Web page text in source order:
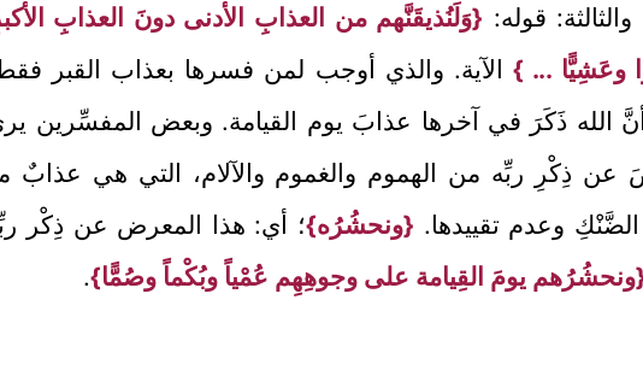
قوله: {وَلَنُذيقَنَّهم من العذابِ الأدنى دونَ العذابِ
وعَشِيًّا ... } الآية. والذي أوجب لمن فسرها بعذاب القبر
وأنَّ الله ذَكَرَ في آخرها عذابَ يوم القيامة. وبعض المفسِّرين
عن ذِكْرِ ربِّه من الهموم والغموم والآلام، التي هي عذابٌ
وعدم تقييدها. {ونحشُرُه}؛ أي: هذا المعرض عن ذِكْر
يومَ القِيامة على وجوهِهِم عُمْياً وبُكْماً وصُمًّا}.